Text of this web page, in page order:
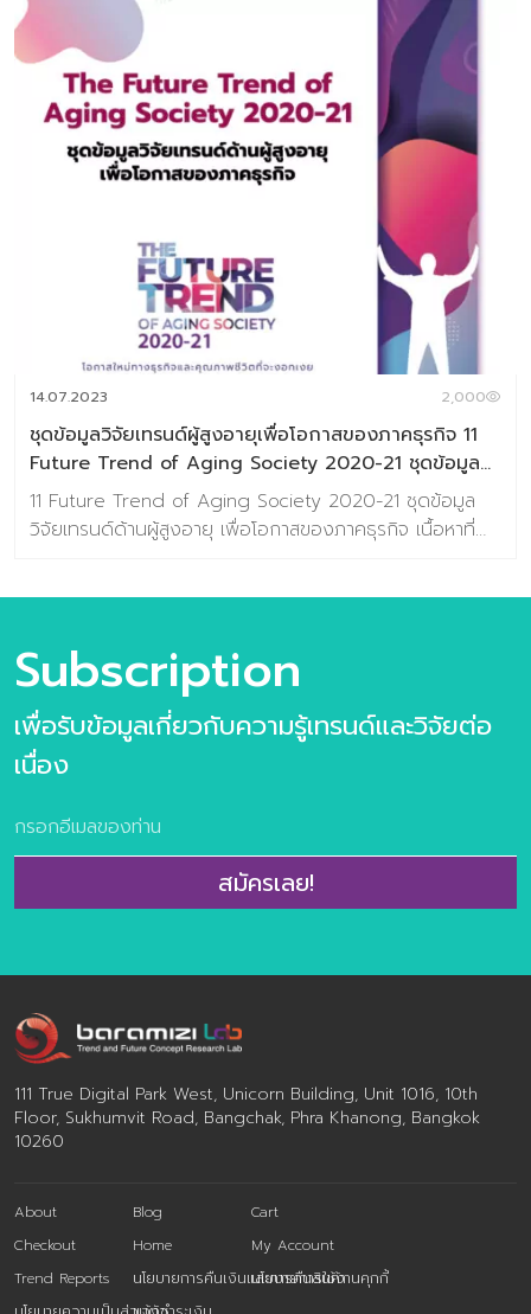
ผู้สูงวัยของทั้งโลกใบนี้จะมีจำนวน 65 ล้านคน ซึ่งคิดเป็น
22% ของประชากรทั้งโลก เพราะโอกาสตลาดที่จะมีขนาดใหญ่
มากในอนาคตและยังเต็มเปี่ยมไปด้วยความต้องการที่ซ่อนเร้น
ให้ผู้ประกอบการได้ค้นหาและตอบโจทย์ ที่นักคิดนักสร้างสรรค์
ทั่วโลกช่วยกันคิดค้นและพัฒนานวัตกรรมต่างๆ ให้ผู้สูงอายุ
หรือคนรุ่นใหญ่ก้าวข้าม ความเปลี่ยนแปลงของร่างกายที่ทำให้
เกิดอุปสรรคในการใช้ชีวิต และยกระดับการชีวิตที่เพิ่มขึ้น
Baramizi Lab ศูนย์วิจัยเทรนด์และคอนเซ็ปต์แห่งอนาคตของ
ประเทศไทยจึงรับหน้าที่ในการ สร้างคลังความรู้ที่สำคัญของ
โอกาสแห่ง Aging Society สำหรับภาคธุรกิจไทย วิเคราะห์หา
Aging Segmentation คนรุ่นใหญ่ของไทยแบ่งตามกลุ่ม
แต่ละกลุ่มมีโอกาสอย่างไร วิเคราะห์ A-day-in-life หาโอกาสที่
สัมพันธ์กับการใช้ชีวิตประจำวันของคนรุ่นใหญ่ วิเคราะห์หา
Pain Point และ Unmet Needs องค์ความรู้ เรื่องจุดเจ็บ
14.07.2023 2,000
ชุดข้อมูลวิจัยเทรนด์ผู้สูงอายุเพื่อโอกาสของภาคธุรกิจ 11
Future Trend of Aging Society 2020-21 ชุดข้อมูล
วิจัยเทรนด์เพื่อโอกาสของภาคธุรกิจ
11 Future Trend of Aging Society 2020-21 ชุดข้อมูล
วิจัยเทรนด์ด้านผู้สูงอายุ เพื่อโอกาสของภาคธุรกิจ เนื้อหาที่
Aging Society 2020-21” ซึ่งประกอบด้วย ชื่อเทรนด์และ
รายละเอียดประกอบเทรนด์นั้น ๆ ชื่อเทรนด์ สอดรับกับมิติแห่ง
โอกาสใด สอดรับกับช่วงอายุ และ Segment ใด ความ
ต้องการเชิงลึก และกรณีศึกษาประกอบ จำนวนหน้า: 26 หน้า
(ไม่รวมปกหน้า-หลัง) From Future Trend to Business
Aging Society 2020-21 เกิดจากการศึกษาแนวโน้มจะศึกษา
ทั้งหมด 3 ส่วน คือ ศึกษาแนวโน้ม Mege Trend, ศึกษาแนว
โน้มผู้บริโภค และศึกษาการเติบโตของธุรกิจมิติต่างๆ ของ
Aging Society ในด้านของการออกแบบประสบการณ์และ
โน้มที่จะเกิดขึ้นในโจทย์นั้นๆ ทำให้เกิดเป็น 11 เทรนด์ ที่ให้องค์กร
ธุรกิจใช้งาน “Trend̶ […]
Subscription
เพื่อรับข้อมูลเกี่ยวกับความรู้เทรนด์และวิจัยต่อ
เนื่อง
สมัครเลย!
111 True Digital Park West, Unicorn Building, Unit 1016, 10th
Floor, Sukhumvit Road, Bangchak, Phra Khanong, Bangkok
10260
About Blog
Cart
Checkout
Home
My Account
Trend Reports
นโยบายการคืนเงินและการคืนสินค้า
นโยบายการใช้งานคุกกี้